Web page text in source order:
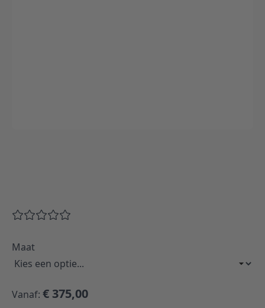
Maat
Vanaf: € 375,00